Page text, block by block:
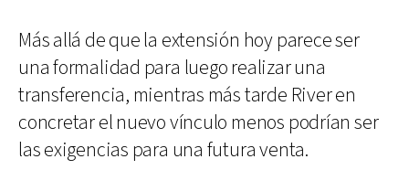
Más allá de que la extensión hoy parece ser
una formalidad para luego realizar una
transferencia, mientras más tarde River en
concretar el nuevo vínculo menos podrían ser
las exigencias para una futura venta.